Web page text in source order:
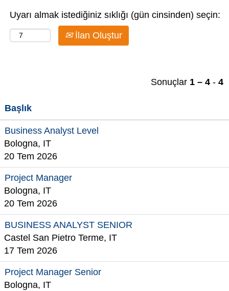
Uyarı almak istediğiniz sıklığı (gün cinsinden) seçin:
İlan Oluştur
Sonuçlar 1 – 4 - 4
Başlık
Business Analyst Level
Bologna, IT
20 Tem 2026
Project Manager
Bologna, IT
20 Tem 2026
BUSINESS ANALYST SENIOR
Castel San Pietro Terme, IT
17 Tem 2026
Project Manager Senior
Bologna, IT